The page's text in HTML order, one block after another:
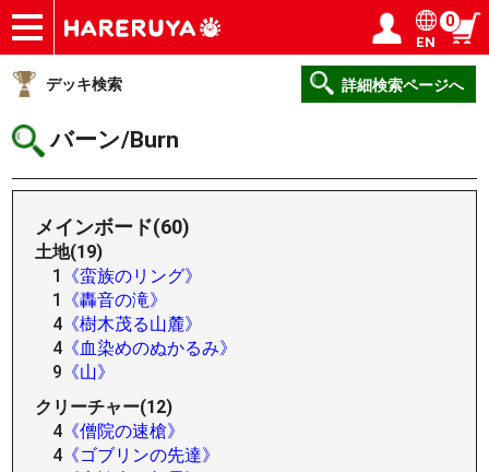
ショップ
買取
記事
デッキ検索
デッキ構築
選手一覧
店舗一覧
イベント
ヘルプ
お問い合わせ ログイン／会員登録
EN
0
デッキ検索 詳細検索ページへ
バーン/Burn
メインボード(60)
土地(19)
1
《蛮族のリング》
1
《轟音の滝》
4 《樹木茂る山麓》
4 《血染めのぬかるみ》
9 《山》
クリーチャー(12)
4 《僧院の速槍》
4 《ゴブリンの先達》